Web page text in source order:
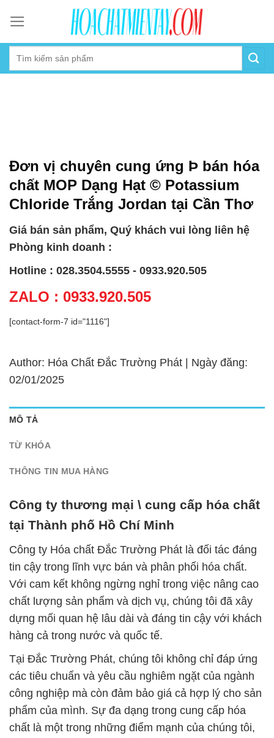
content
Đơn vị chuyên cung ứng Þ bán hóa
chất MOP Dạng Hạt © Potassium
Chloride Trắng Jordan tại Cần Thơ
Giá bán sản phẩm, Quý khách vui lòng liên hệ
Phòng kinh doanh :
Hotline : 028.3504.5555 - 0933.920.505
ZALO : 0933.920.505
[contact-form-7 id="1116"]
Author: Hóa Chất Đắc Trường Phát | Ngày đăng:
02/01/2025
MÔ TẢ
TỪ KHÓA
THÔNG TIN MUA HÀNG
Công ty thương mại \ cung cấp hóa chất
tại Thành phố Hồ Chí Minh
Công ty Hóa chất Đắc Trường Phát là đối tác đáng
tin cậy trong lĩnh vực bán và phân phối hóa chất.
Với cam kết không ngừng nghỉ trong việc nâng cao
chất lượng sản phẩm và dịch vụ, chúng tôi đã xây
dựng mối quan hệ lâu dài và đáng tin cậy với khách
hàng cả trong nước và quốc tế.
Tại Đắc Trường Phát, chúng tôi không chỉ đáp ứng
các tiêu chuẩn và yêu cầu nghiêm ngặt của ngành
công nghiệp mà còn đảm bảo giá cả hợp lý cho sản
phẩm của mình. Sự đa dạng trong cung cấp hóa
chất là một trong những điểm mạnh của chúng tôi,